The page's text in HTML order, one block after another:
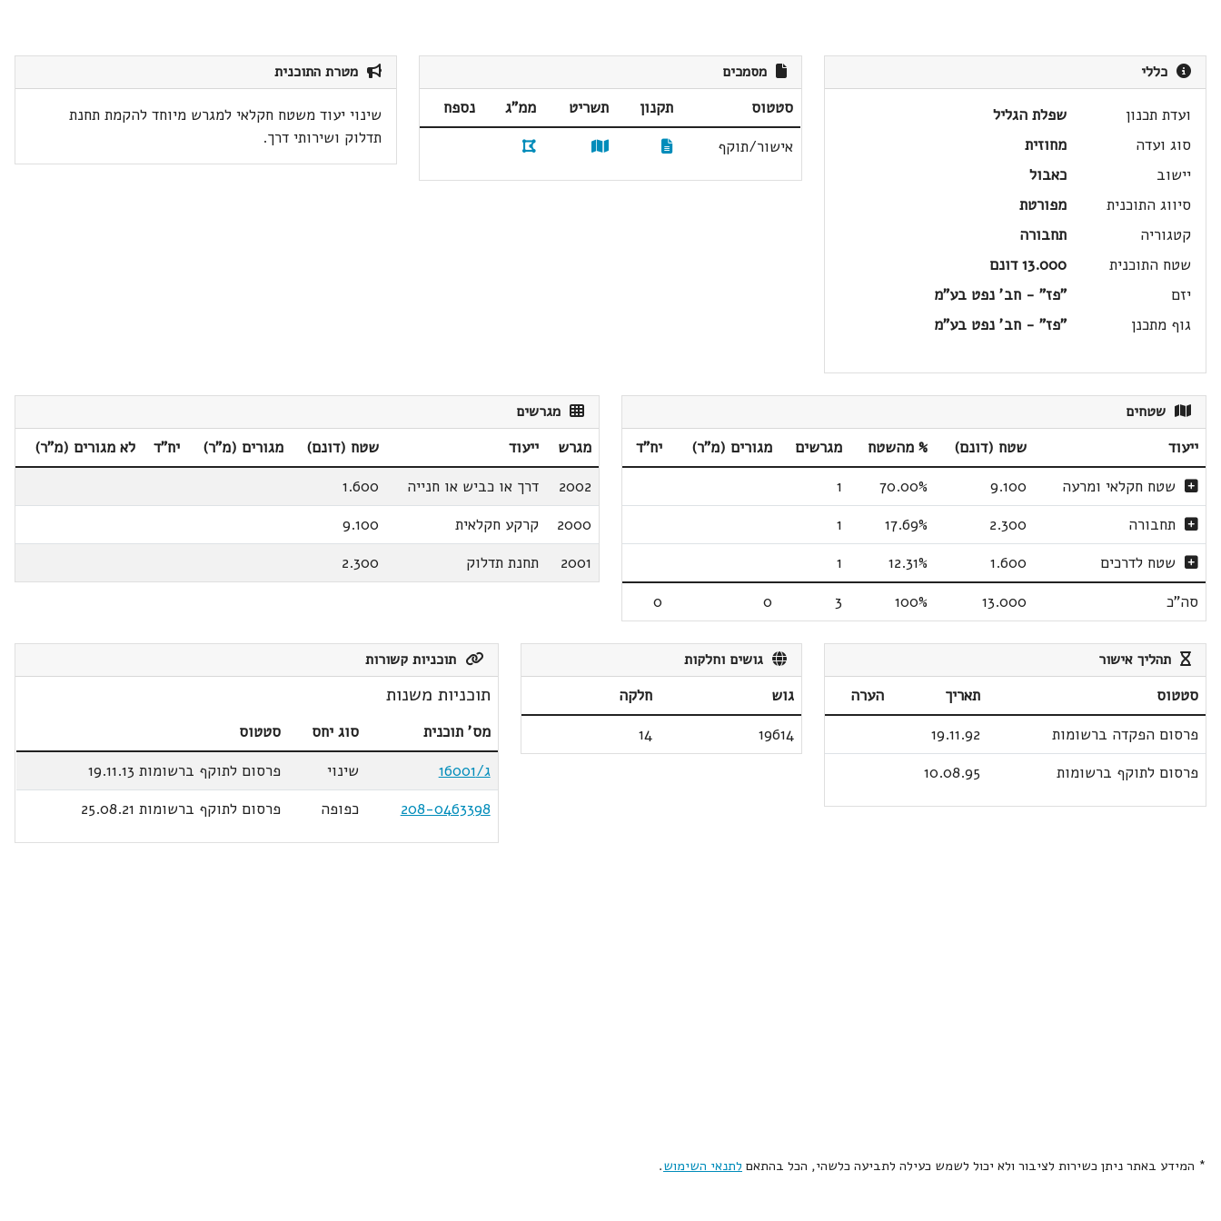
כללי
ועדת תכנון
שפלת הגליל
סוג ועדה
מחוזית
יישוב
כאבול
סיווג התוכנית
מפורטת
קטגוריה
תחבורה
שטח התוכנית
13.000 דונם
יזם
"פז" - חב' נפט בע"מ
גוף מתכנן
"פז" - חב' נפט בע"מ
מסמכים
סטטוס תקנון תשריט ממ"ג
נספח
אישור/תוקף
מטרת התוכנית
שינוי יעוד משטח חקלאי למגרש מיוחד להקמת תחנת
תדלוק ושירותי דרך.
שטחים
ייעוד שטח (דונם) % מהשטח מגרשים מגורים (מ"ר)
יח"ד
שטח חקלאי ומרעה
9.100
70.00%
1
תחבורה
2.300
17.69%
1
שטח לדרכים
1.600
12.31%
1
סה"כ
13.000
100%
3
0
0
מגרשים
מגרש ייעוד שטח (דונם) מגורים (מ"ר) יח"ד
לא מגורים (מ"ר)
2002
דרך או כביש או חנייה
1.600
2000
קרקע חקלאית
9.100
2001
תחנת תדלוק 2.300
תהליך אישור
סטטוס תאריך
הערה
פרסום הפקדה ברשומות
19.11.92
פרסום לתוקף ברשומות
10.08.95
גושים וחלקות
גוש
חלקה
19614
14
תוכניות קשורות
תוכניות משנות
מס' תוכנית סוג יחס
סטטוס
ג/16001
שינוי
פרסום לתוקף ברשומות 19.11.13
208-0463398
כפופה פרסום לתוקף ברשומות 25.08.21
* המידע באתר ניתן כשירות לציבור ולא יכול לשמש כעילה לתביעה כלשהי, הכל בהתאם לתנאי השימוש.